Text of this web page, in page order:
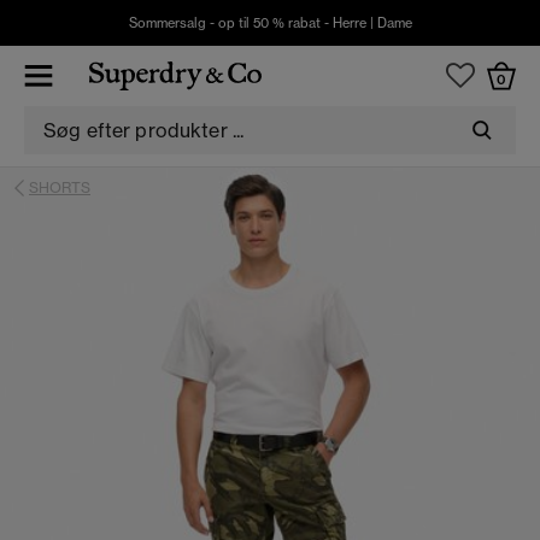
Sommersalg - op til 50 % rabat - Herre| Dame
0
SHORTS